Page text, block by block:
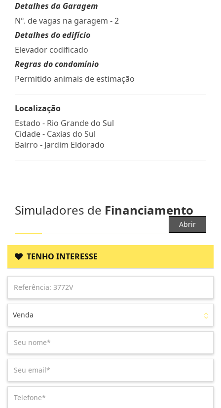
Detalhes da Garagem
Nº. de vagas na garagem - 2
Detalhes do edifício
Elevador codificado
Regras do condomínio
Permitido animais de estimação
Localização
Estado - Rio Grande do Sul
Cidade - Caxias do Sul
Bairro - Jardim Eldorado
Simuladores de Financiamento
Abrir
TENHO INTERESSE
Venda